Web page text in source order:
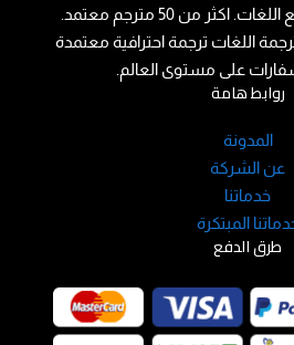
طرق الدفع
روابط هامة
المدونة
عن الشركة
خدماتنا
المبتكرة
خدمة الترجمة الي جميع اللغات. اكثر من 50 مترجم معتمد.
من 20 عاما. ترجمة اللغات ترجمة احترافية معتمدة
على مستوى العالم.